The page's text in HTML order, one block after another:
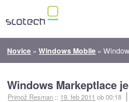
Novice »Windows Mobile »
Windows Markeptlace
Primož Resman :: 19. feb 2011 ob 00:18